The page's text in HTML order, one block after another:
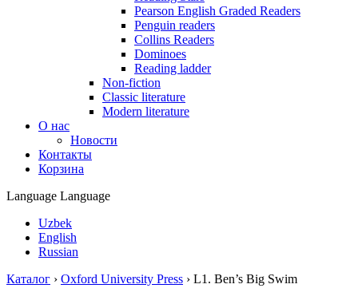
Pearson English Graded Readers
Penguin readers
Collins Readers
Dominoes
Reading ladder
Non-fiction
Classic literature
Modern literature
О нас
Новости
Контакты
Корзина
Language Language
Uzbek
English
Russian
Каталог › Oxford University Press › L1. Ben’s Big Swim